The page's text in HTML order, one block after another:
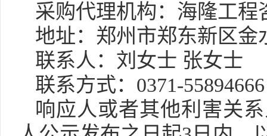
采购代理机构：海隆工程
地址：郑州市郑东新区金
联系人：刘女士 张女士
联系方式： 0371-55894666
响应人或者其他利害关